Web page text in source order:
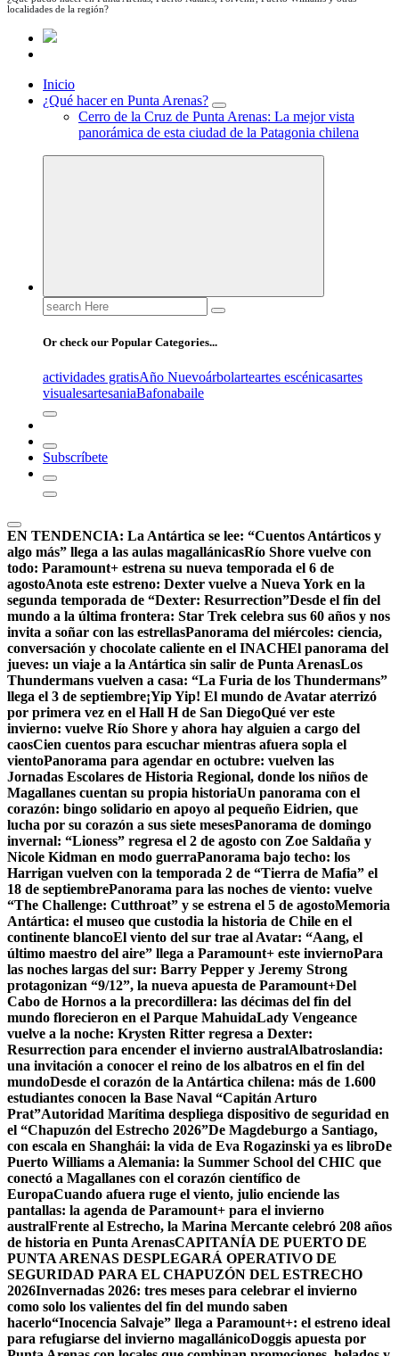
localidades de la región?
Inicio
¿Qué hacer en Punta Arenas?
Cerro de la Cruz de Punta Arenas: La mejor vista
panorámica de esta ciudad de la Patagonia chilena
Search
for:
Or check our Popular Categories...
actividades gratisAño Nuevoárbolarteartes escénicasartes
visualesartesaniaBafonabaile
Subscríbete
EN TENDENCIA: La Antártica se lee: “Cuentos Antárticos y
algo más” llega a las aulas magallánicasRío Shore vuelve con
todo: Paramount+ estrena su nueva temporada el 6 de
agostoAnota este estreno: Dexter vuelve a Nueva York en la
segunda temporada de “Dexter: Resurrection”Desde el fin del
mundo a la última frontera: Star Trek celebra sus 60 años y nos
invita a soñar con las estrellasPanorama del miércoles: ciencia,
conversación y chocolate caliente en el INACHEl panorama del
jueves: un viaje a la Antártica sin salir de Punta ArenasLos
Thundermans vuelven a casa: “La Furia de los Thundermans”
llega el 3 de septiembre¡Yip Yip! El mundo de Avatar aterrizó
por primera vez en el Hall H de San DiegoQué ver este
invierno: vuelve Río Shore y ahora hay alguien a cargo del
caosCien cuentos para escuchar mientras afuera sopla el
vientoPanorama para agendar en octubre: vuelven las
Jornadas Escolares de Historia Regional, donde los niños de
Magallanes cuentan su propia historiaUn panorama con el
corazón: bingo solidario en apoyo al pequeño Eidrien, que
lucha por su corazón a sus siete mesesPanorama de domingo
invernal: “Lioness” regresa el 2 de agosto con Zoe Saldaña y
Nicole Kidman en modo guerraPanorama bajo techo: los
Harrigan vuelven con la temporada 2 de “Tierra de Mafia” el
18 de septiembrePanorama para las noches de viento: vuelve
“The Challenge: Cutthroat” y se estrena el 5 de agostoMemoria
Antártica: el museo que custodia la historia de Chile en el
continente blancoEl viento del sur trae al Avatar: “Aang, el
último maestro del aire” llega a Paramount+ este inviernoPara
las noches largas del sur: Barry Pepper y Jeremy Strong
protagonizan “9/12”, la nueva apuesta de Paramount+Del
Cabo de Hornos a la precordillera: las décimas del fin del
mundo florecieron en el Parque MahuidaLady Vengeance
vuelve a la noche: Krysten Ritter regresa a Dexter:
Resurrection para encender el invierno australAlbatroslandia:
una invitación a conocer el reino de los albatros en el fin del
mundoDesde el corazón de la Antártica chilena: más de 1.600
estudiantes conocen la Base Naval “Capitán Arturo
Prat”Autoridad Marítima despliega dispositivo de seguridad en
el “Chapuzón del Estrecho 2026”De Magdeburgo a Santiago,
con escala en Shanghái: la vida de Eva Rogazinski ya es libroDe
Puerto Williams a Alemania: la Summer School del CHIC que
conectó a Magallanes con el corazón científico de
EuropaCuando afuera ruge el viento, julio enciende las
pantallas: la agenda de Paramount+ para el invierno
australFrente al Estrecho, la Marina Mercante celebró 208 años
de historia en Punta ArenasCAPITANÍA DE PUERTO DE
PUNTA ARENAS DESPLEGARÁ OPERATIVO DE
SEGURIDAD PARA EL CHAPUZÓN DEL ESTRECHO
2026Invernadas 2026: tres meses para celebrar el invierno
como solo los valientes del fin del mundo saben
hacerlo“Inocencia Salvaje” llega a Paramount+: el estreno ideal
para refugiarse del invierno magallánicoDoggis apuesta por